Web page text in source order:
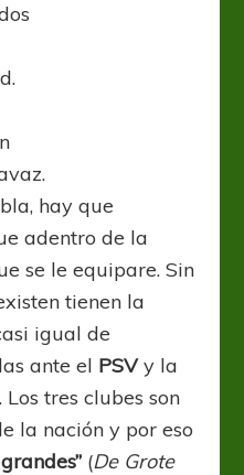
hay que
adentro de la
se le equipare. Sin
tienen la
igual de
ante el PSVy la
. Los tres clubes son
la nación y por eso
(De Grote